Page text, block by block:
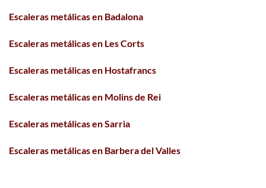
Escaleras metálicas en Badalona
Escaleras metálicas en Les Corts
Escaleras metálicas en Hostafrancs
Escaleras metálicas en Molins de Rei
Escaleras metálicas en Sarria
Escaleras metálicas en Barbera del Valles